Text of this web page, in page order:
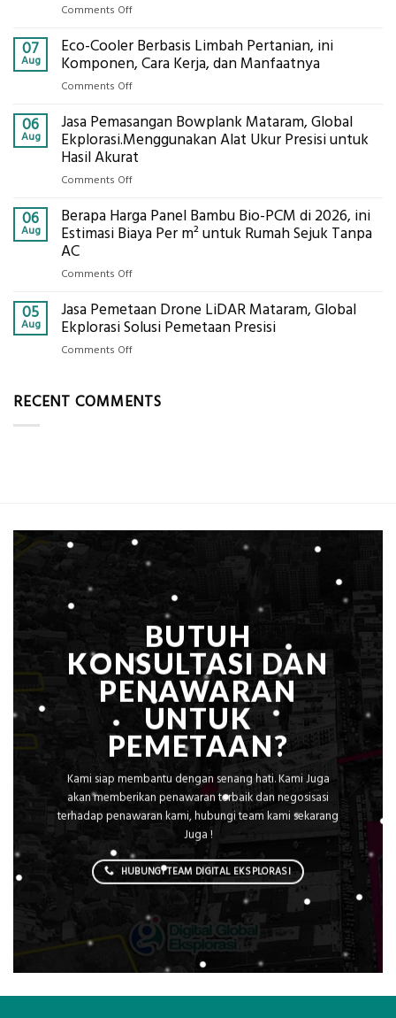
Comments Offon
Sondir
Tanah
Eksplorasi
Pastikan
Pondasi
Kokoh
07
Aug
Eco-Cooler Berbasis Limbah Pertanian, ini
Komponen, Cara Kerja, dan Manfaatnya
Comments Offon
Cooler
Berbasis
Limbah
Cara
Kerja,
Manfaatnya
06
Aug
Jasa Pemasangan Bowplank Mataram, Global
Ekplorasi.Menggunakan Alat Ukur Presisi untuk
Hasil Akurat
Comments Offon
Pemasangan
Bowplank
Ukur
Presisi
untuk
06
Aug
Berapa Harga Panel Bambu Bio-PCM di 2026, ini
Estimasi Biaya Per m² untuk Rumah Sejuk Tanpa
AC
Comments Offon
Harga
Panel
2026,
Sejuk
Tanpa
05
Aug
Jasa Pemetaan Drone LiDAR Mataram, Global
Ekplorasi Solusi Pemetaan Presisi
Comments Offon
Drone
RECENT COMMENTS
BUTUH
KONSULTASI DAN
PENAWARAN
UNTUK
PEMETAAN?
Kami siap membantu dengan senang hati. Kami Juga
akan memberikan penawaran terbaik dan negosisasi
terhadap penawaran kami, hubungi team kami sekarang
Juga !
HUBUNGI TEAM DIGITAL EKSPLORASI